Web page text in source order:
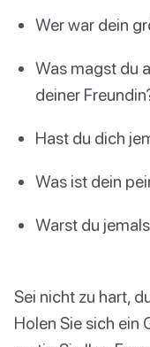
Wer war dein
Was magst du
deiner
Hast du dich
Was ist dein
Warst du
Sei nicht zu hart,
Holen Sie sich ein